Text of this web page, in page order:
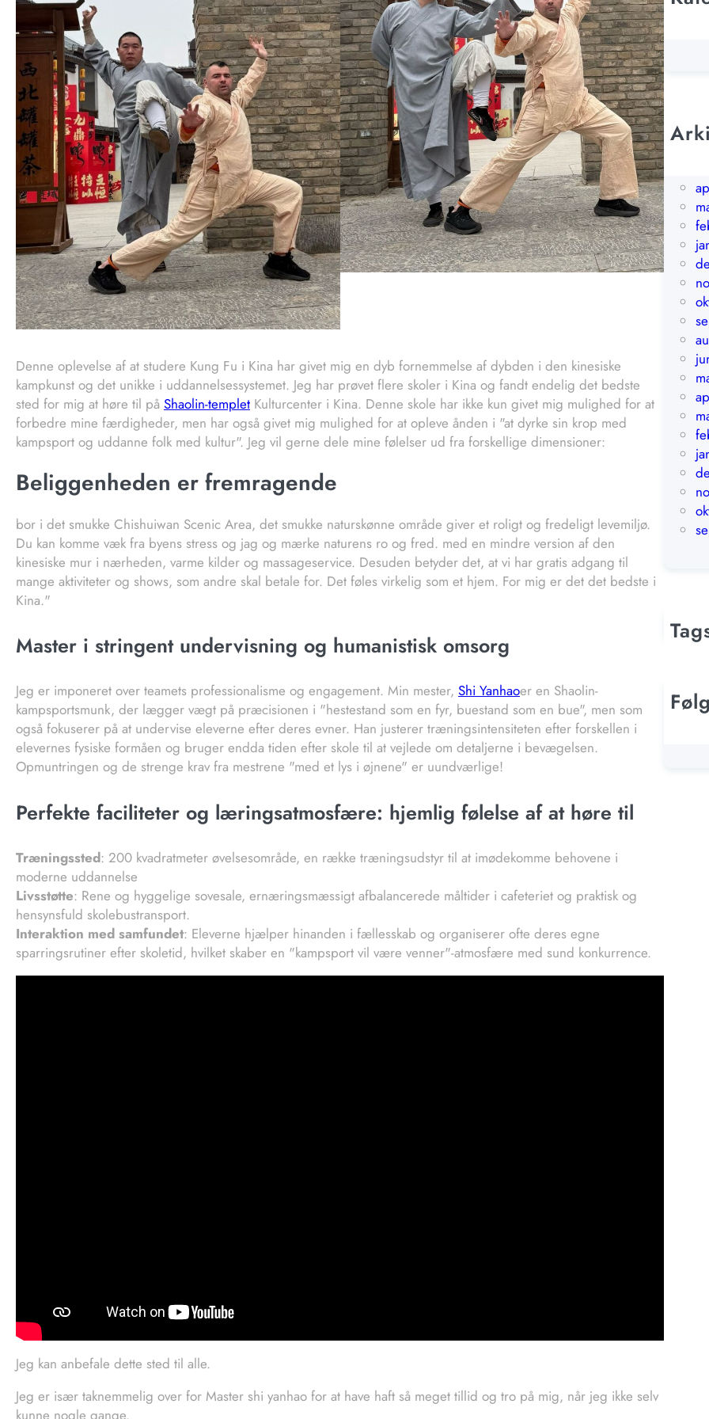
Denne oplevelse af at studere Kung Fu i Kina har givet mig en dyb fornemmelse af dybden i den kinesiske
kampkunst og det unikke i uddannelsessystemet. Jeg har prøvet flere skoler i Kina og fandt endelig det bedste
sted for mig at høre til på Shaolin-templet Kulturcenter i Kina. Denne skole har ikke kun givet mig mulighed for at
forbedre mine færdigheder, men har også givet mig mulighed for at opleve ånden i "at dyrke sin krop med
kampsport og uddanne folk med kultur". Jeg vil gerne dele mine følelser ud fra forskellige dimensioner:
Beliggenheden er fremragende
bor i det smukke Chishuiwan Scenic Area, det smukke naturskønne område giver et roligt og fredeligt levemiljø.
Du kan komme væk fra byens stress og jag og mærke naturens ro og fred. med en mindre version af den
kinesiske mur i nærheden, varme kilder og massageservice. Desuden betyder det, at vi har gratis adgang til
mange aktiviteter og shows, som andre skal betale for. Det føles virkelig som et hjem. For mig er det det bedste i
Kina."
Master i stringent undervisning og humanistisk omsorg
Jeg er imponeret over teamets professionalisme og engagement. Min mester, Shi Yanhaoer en Shaolin-
kampsportsmunk, der lægger vægt på præcisionen i "hestestand som en fyr, buestand som en bue", men som
også fokuserer på at undervise eleverne efter deres evner. Han justerer træningsintensiteten efter forskellen i
elevernes fysiske formåen og bruger endda tiden efter skole til at vejlede om detaljerne i bevægelsen.
Opmuntringen og de strenge krav fra mestrene "med et lys i øjnene" er uundværlige!
Perfekte faciliteter og læringsatmosfære: hjemlig følelse af at høre til
Træningssted: 200 kvadratmeter øvelsesområde, en række træningsudstyr til at imødekomme behovene i
moderne uddannelse
Livsstøtte: Rene og hyggelige sovesale, ernæringsmæssigt afbalancerede måltider i cafeteriet og praktisk og
hensynsfuld skolebustransport.
Interaktion med samfundet: Eleverne hjælper hinanden i fællesskab og organiserer ofte deres egne
sparringsrutiner efter skoletid, hvilket skaber en "kampsport vil være venner"-atmosfære med sund konkurrence.
Jeg kan anbefale dette sted til alle.
Jeg er især taknemmelig over for Master shi yanhao for at have haft så meget tillid og tro på mig, når jeg ikke selv
kunne nogle gange.